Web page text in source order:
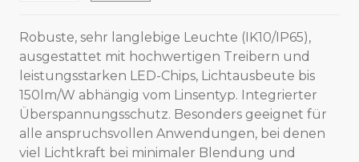
Robuste, sehr langlebige Leuchte (IK10/IP65),
ausgestattet mit hochwertigen Treibern und
leistungsstarken LED-Chips, Lichtausbeute bis
150lm/W abhängig vom Linsentyp. Integrierter
Überspannungsschutz. Besonders geeignet für
alle anspruchsvollen Anwendungen, bei denen
viel Lichtkraft bei minimaler Blendung und